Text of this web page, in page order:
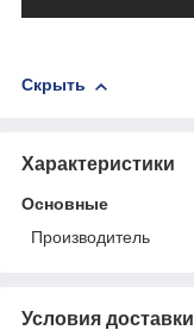
Скрыть
Характеристики
Основные
Производитель
Условия доставки